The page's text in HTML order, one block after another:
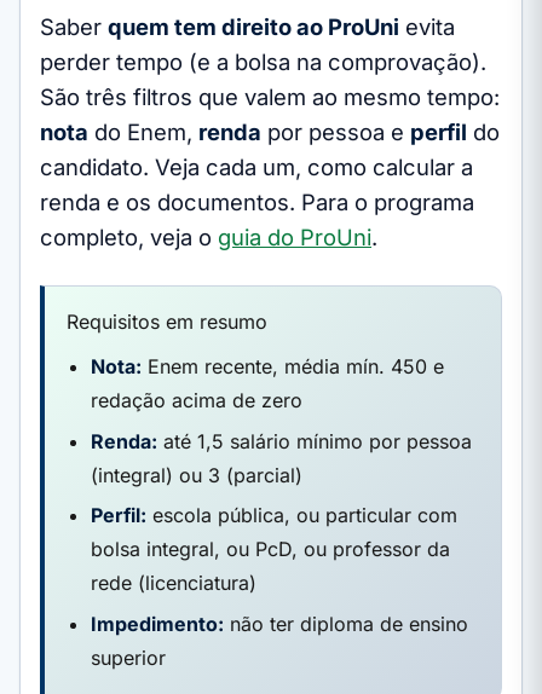
Saber quem tem direito ao ProUni evita
perder tempo (e a bolsa na comprovação).
São três filtros que valem ao mesmo tempo:
nota do Enem, renda por pessoa e perfil do
candidato. Veja cada um, como calcular a
renda e os documentos. Para o programa
completo, veja o guia do ProUni.
Requisitos em resumo
Nota: Enem recente, média mín. 450 e
redação acima de zero
Renda: até 1,5 salário mínimo por pessoa
(integral) ou 3 (parcial)
Perfil: escola pública, ou particular com
bolsa integral, ou PcD, ou professor da
rede (licenciatura)
Impedimento: não ter diploma de ensino
superior